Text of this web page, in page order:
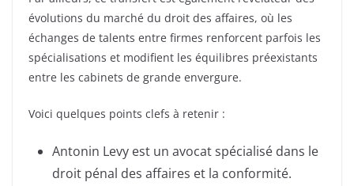
évolutions du marché du droit des affaires, où les
échanges de talents entre firmes renforcent parfois les
spécialisations et modifient les équilibres préexistants
entre les cabinets de grande envergure.
Voici quelques points clefs à retenir :
Antonin Levy est un avocat spécialisé dans le
droit pénal des affaires et la conformité.